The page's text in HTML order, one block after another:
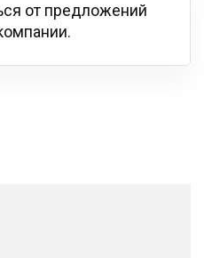
от предложений